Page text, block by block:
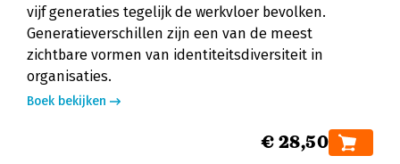
vijf generaties tegelijk de werkvloer bevolken.
Generatieverschillen zijn een van de meest
zichtbare vormen van identiteitsdiversiteit in
organisaties.
Boek bekijken
€ 28,50